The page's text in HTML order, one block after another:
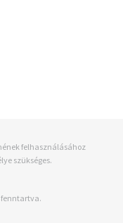
felhasználásához
szükséges.
fenntartva.